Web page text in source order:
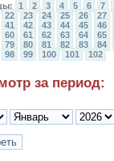
1 2 3 4 5 6
7
22 23 24 25 26
27
41 42 43 44 45
46
60 61 62 63 64
65
79 80 81 82 83
84
98 99 100 101 102
за период: